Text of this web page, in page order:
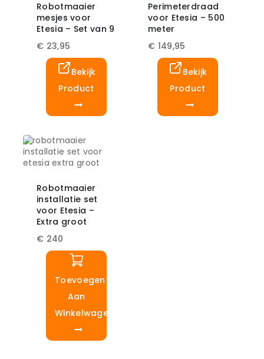
Robotmaaier
mesjes voor
Etesia – Set van 9
€ 23,95
Bekijk
Product
Perimeterdraad
voor Etesia – 500
meter
€ 149,95
Bekijk
Product
Robotmaaier
installatie set
voor Etesia –
Extra groot
€ 240
Toevoegen
Aan
Winkelwagen